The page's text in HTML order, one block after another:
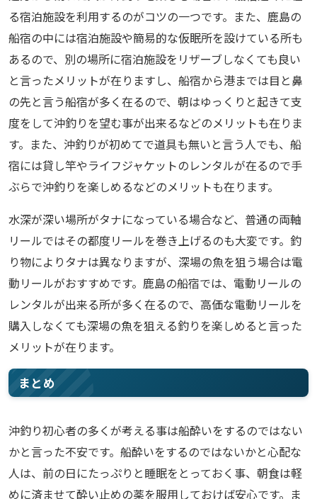
る宿泊施設を利用するのがコツの一つです。また、鹿島の
船宿の中には宿泊施設や簡易的な仮眠所を設けている所も
あるので、別の場所に宿泊施設をリザーブしなくても良い
と言ったメリットが在りますし、船宿から港までは目と鼻
の先と言う船宿が多く在るので、朝はゆっくりと起きて支
度をして沖釣りを望む事が出来るなどのメリットも在りま
す。また、沖釣りが初めてで道具も無いと言う人でも、船
宿には貸し竿やライフジャケットのレンタルが在るので手
ぶらで沖釣りを楽しめるなどのメリットも在ります。
水深が深い場所がタナになっている場合など、普通の両軸
リールではその都度リールを巻き上げるのも大変です。釣
り物によりタナは異なりますが、深場の魚を狙う場合は電
動リールがおすすめです。鹿島の船宿では、電動リールの
レンタルが出来る所が多く在るので、高価な電動リールを
購入しなくても深場の魚を狙える釣りを楽しめると言った
メリットが在ります。
まとめ
沖釣り初心者の多くが考える事は船酔いをするのではない
かと言った不安です。船酔いをするのではないかと心配な
人は、前の日にたっぷりと睡眠をとっておく事、朝食は軽
めに済ませて酔い止めの薬を服用しておけば安心です。ま